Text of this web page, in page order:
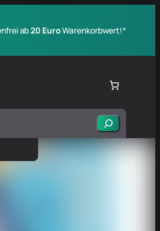
ab20 EuroWarenkorbwert!*
Suchen